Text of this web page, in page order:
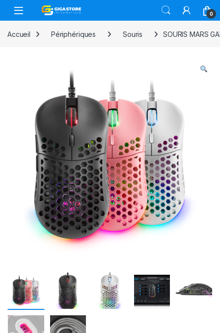
Skip to navigation
Skip to content
0
Accueil Périphériques Souris SOURIS MARS